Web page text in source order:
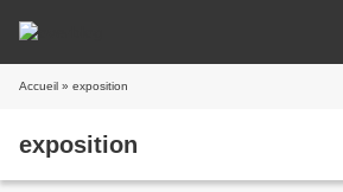
Accueil » exposition
exposition